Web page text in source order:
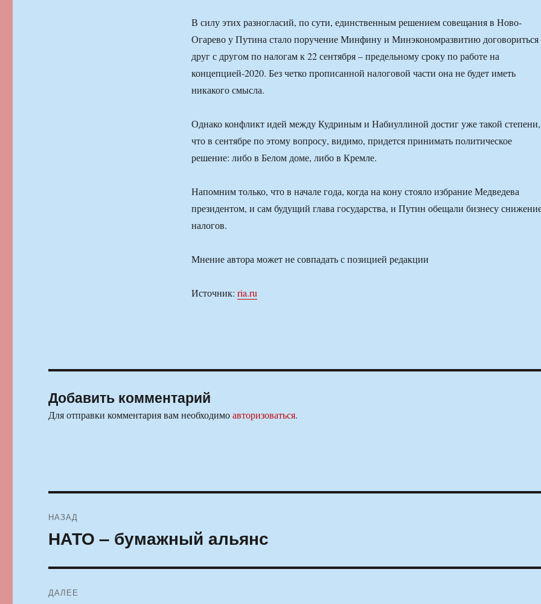
В силу этих разногласий, по сути, единственным решением совещания в Ново-
Огарево у Путина стало поручение Минфину и Минэкономразвитию договориться
друг с другом по налогам к 22 сентября – предельному сроку по работе на
концепцией-2020. Без четко прописанной налоговой части она не будет иметь
никакого смысла.
Однако конфликт идей между Кудриным и Набиуллиной достиг уже такой степени,
что в сентябре по этому вопросу, видимо, придется принимать политическое
решение: либо в Белом доме, либо в Кремле.
Напомним только, что в начале года, когда на кону стояло избрание Медведева
президентом, и сам будущий глава государства, и Путин обещали бизнесу
налогов.
Мнение автора может не совпадать с позицией редакции
Источник: ria.ru
Добавить комментарий
Для отправки комментария вам необходимоавторизоваться.
по
НАЗАД
Предыдущая
НАТО – бумажный альянс
ДАЛЕЕ